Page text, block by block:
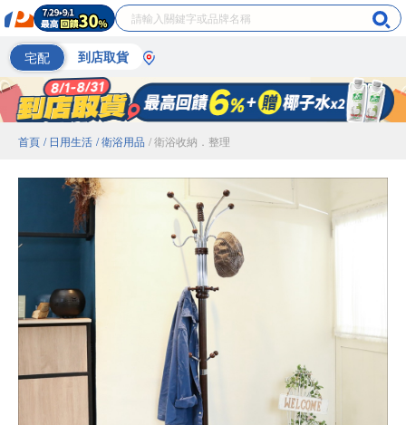
宅配 到店取貨
首頁 / 日用生活 / 衛浴用品 / 衛浴收納．整理